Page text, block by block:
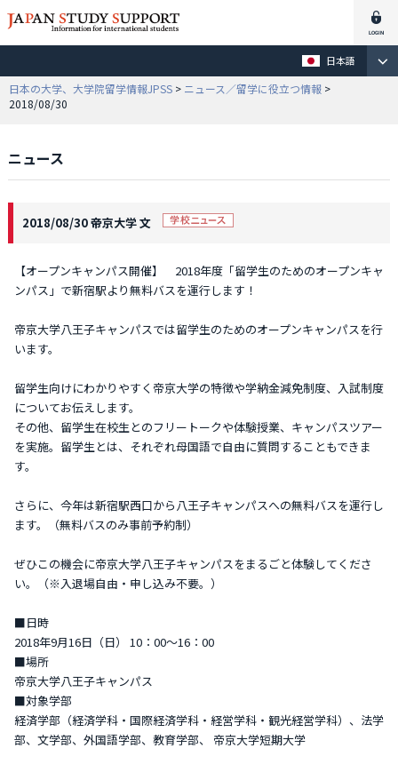
日本語
日本の大学、大学院留学情報JPSS > ニュース／留学に役立つ情報 >
2018/08/30
ニュース
2018/08/30 帝京大学 文
【オープンキャンパス開催】 2018年度「留学生のためのオープンキャ
ンパス」で新宿駅より無料バスを運行します！
帝京大学八王子キャンパスでは留学生のためのオープンキャンパスを行
います。
留学生向けにわかりやすく帝京大学の特徴や学納金減免制度、入試制度
についてお伝えします。
その他、留学生在校生とのフリートークや体験授業、キャンパスツアー
を実施。留学生とは、それぞれ母国語で自由に質問することもできま
す。
さらに、今年は新宿駅西口から八王子キャンパスへの無料バスを運行し
ます。（無料バスのみ事前予約制）
ぜひこの機会に帝京大学八王子キャンパスをまるごと体験してくださ
い。（※入退場自由・申し込み不要。）
■日時
2018年9月16日（日） 10：00～16：00
■場所
帝京大学八王子キャンパス
■対象学部
経済学部（経済学科・国際経済学科・経営学科・観光経営学科）、法学
部、文学部、外国語学部、教育学部、 帝京大学短期大学